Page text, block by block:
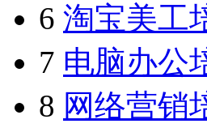
6 淘宝美工
7 电脑办公
8 网络营销